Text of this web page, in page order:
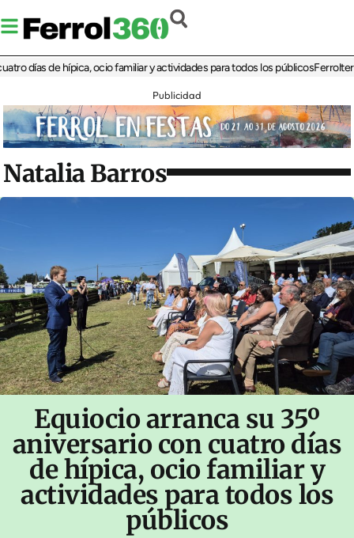
de hípica, ocio familiar y actividades para todos los públicosFerrolterra
Publicidad
Natalia Barros
Equiocio arranca su 35º
aniversario con cuatro días
de hípica, ocio familiar y
actividades para todos los
públicos